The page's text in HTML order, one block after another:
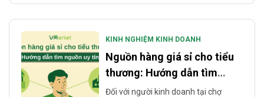
KINH NGHIỆM KINH DOANH
Nguồn hàng giá sỉ cho tiểu
thương: Hướng dẫn tìm
nguồn uy tín
Đối với người kinh doanh tại chợ